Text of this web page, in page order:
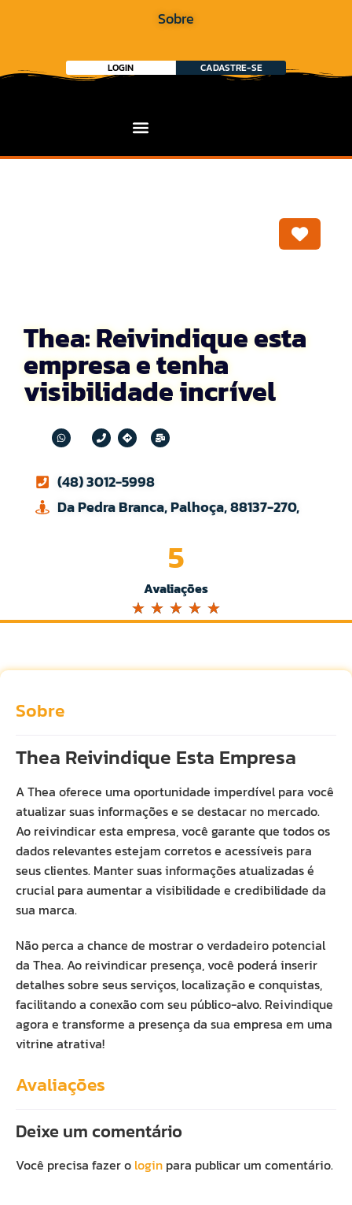
Sobre
LOGIN CADASTRE-SE
Thea: Reivindique esta
empresa e tenha
visibilidade incrível
(48) 3012-5998
Da Pedra Branca, Palhoça, 88137-270,
Avaliações
5
☆ ☆ ☆ ☆ ☆
Sobre
Thea Reivindique Esta Empresa
A Thea oferece uma oportunidade imperdível para você
atualizar suas informações e se destacar no mercado.
Ao reivindicar esta empresa, você garante que todos os
dados relevantes estejam corretos e acessíveis para
seus clientes. Manter suas informações atualizadas é
crucial para aumentar a visibilidade e credibilidade da
sua marca.
Não perca a chance de mostrar o verdadeiro potencial
da Thea. Ao reivindicar presença, você poderá inserir
detalhes sobre seus serviços, localização e conquistas,
facilitando a conexão com seu público-alvo. Reivindique
agora e transforme a presença da sua empresa em uma
vitrine atrativa!
Avaliações
Deixe um comentário
Você precisa fazer o login para publicar um comentário.